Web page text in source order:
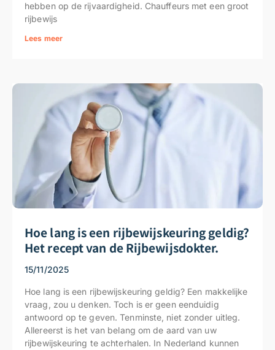
hebben op de rijvaardigheid. Chauffeurs met een groot
rijbewijs
Lees meer
Hoe lang is een rijbewijskeuring geldig?
Het recept van de Rijbewijsdokter.
15/11/2025
Hoe lang is een rijbewijskeuring geldig? Een makkelijke
vraag, zou u denken. Toch is er geen eenduidig
antwoord op te geven. Tenminste, niet zonder uitleg.
Allereerst is het van belang om de aard van uw
rijbewijskeuring te achterhalen. In Nederland kunnen